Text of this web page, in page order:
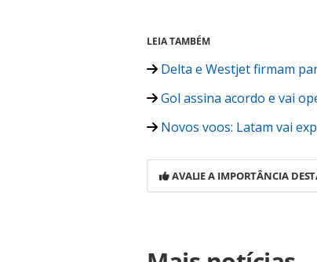
LEIA TAMBÉM
Delta e Westjet firmam
Gol assina acordo e vai
Novos voos: Latam vai
AVALIE A IMPORTÂNCIA
https://